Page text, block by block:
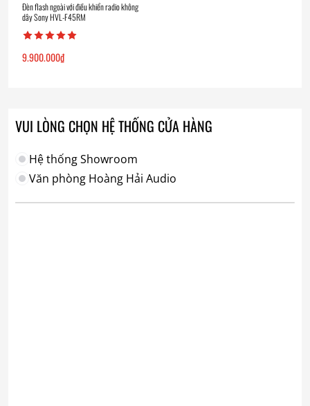
Đèn flash ngoài với điều khiển radio không
dây Sony HVL-F45RM
9.900.000₫
VUI LÒNG CHỌN HỆ THỐNG CỬA HÀNG
Hệ thống Showroom
Văn phòng Hoàng Hải Audio